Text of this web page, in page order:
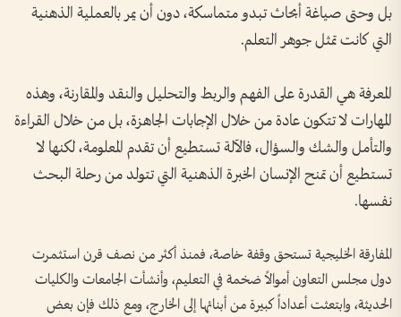
بل وحتى صياغة أبحاث تبدو متماسكة، دون أن يمر بالعملية الذهنية
التي كانت تمثل جوهر التعلم.
المعرفة هي القدرة على الفهم والربط والتحليل والنقد والمقارنة، وهذه
المهارات لا تتكون عادة من خلال الإجابات الجاهزة، بل من خلال القراءة
والتأمل والشك والسؤال، فالآلة تستطيع أن تقدم المعلومة، لكنها لا
تستطيع أن تمنح الإنسان الخبرة الذهنية التي تتولد من رحلة البحث
نفسها.
المفارقة الخليجية تستحق وقفة خاصة، فمنذ أكثر من نصف قرن استثمرت
دول مجلس التعاون أموالاً ضخمة في التعليم، وأنشأت الجامعات والكليات
الحديثة، وابتعثت أعداداً كبيرة من أبنائها إلى الخارج، ومع ذلك فإن بعض